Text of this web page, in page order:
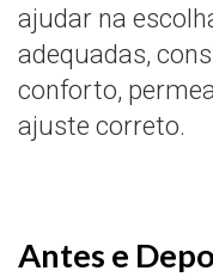
ajudar na
adequadas,
conforto,
ajuste correto.
Antes e